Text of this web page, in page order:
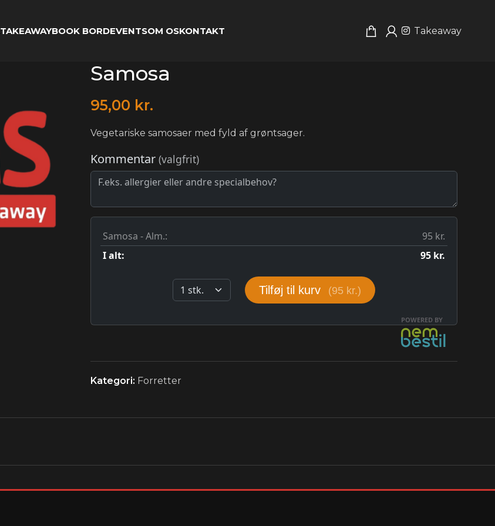
TAKEAWAYBOOK BORDEVENTSOM OSKONTAKT Takeaway
Samosa
95,00 kr.
Vegetariske samosaer med fyld af grøntsager.
Kategori: Forretter